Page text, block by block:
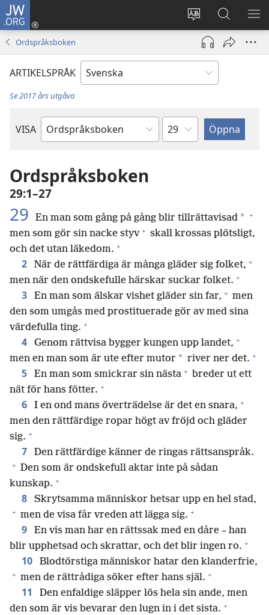
JW.ORG
Ändra
webbplatsens
språk
Logga
(öppnar
fönster)
Sök
på
jw.org
Ordspråksboken
ARTIKELSPRÅK
Se 2017 års utgåva
VISA
Bibelbok
Kapitel
Ordspråksboken
29:1–27
29 En man som gång på gång blir tillrättavisad * +
men som gör sin nacke styv + skall krossas plötsligt,
och det utan läkedom. +
2 När de rättfärdiga är många gläder sig folket, +
men när den ondskefulle härskar suckar folket. +
3 En man som älskar vishet gläder sin far, + men
den som umgås med prostituerade gör av med sina
värdefulla ting. +
4 Genom rättvisa bygger kungen upp landet, +
men en man som är ute efter mutor * river ner det. +
5 En man som smickrar sin nästa + breder ut ett
nät för hans fötter. +
6 I en ond mans överträdelse är det en snara, +
men den rättfärdige ropar högt av fröjd och gläder
sig. +
7 Den rättfärdige känner de ringas rättsanspråk.
+ Den som är ondskefull aktar inte på sådan
kunskap. +
8 Skrytsamma människor hetsar upp en hel stad,
+ men de visa får vreden att lägga sig. +
9
En vis man har en rättssak med en dåre – han
blir upphetsad och skrattar, och det blir ingen ro. +
10 Blodtörstiga människor hatar den klanderfrie,
+ men de rättrådiga söker efter hans själ. +
11
Den enfaldige släpper lös hela sin ande, men
den som är vis bevarar den lugn in i det sista. +